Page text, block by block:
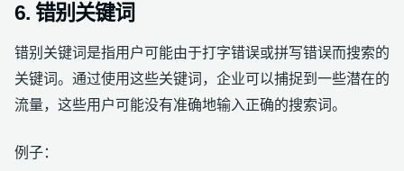
6. 错别关键词
错别关键词是指用户可能由于打字错误或拼写错误而搜索的
关键词。通过使用这些关键词，企业可以捕捉到一些潜在的
流量，这些用户可能没有准确地输入正确的搜索词。
例子：